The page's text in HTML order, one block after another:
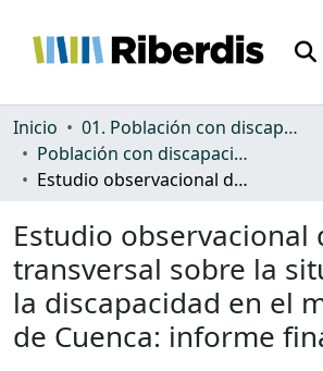
Comunidades
Todo DSpace
Inicio
01. Población con discapacidad: general
Población con discapacidad: general
Estudio observacional descriptivo transversal sobre la situación de la discapacidad en el municipio de Cuenca: informe final
Estudio observacional
transversal sobre la
la discapacidad en el
de Cuenca: informe